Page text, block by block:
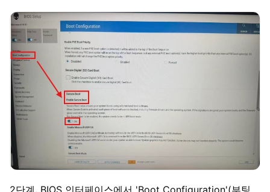
2단계. BIOS 인터페이스에서 'Boot Configuration'(부팅